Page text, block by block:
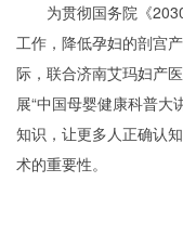
为贯彻国务院《
工作，降低孕妇的剖宫
际，联合济南艾玛妇产
展“中国母婴健康科普大
知识，让更多人正确认
术的重要性。